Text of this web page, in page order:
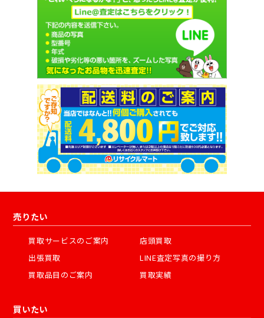
売りたい
買取サービスのご案内
店頭買取
出張買取
LINE査定写真の撮り方
買取品目のご案内
買取実績
買いたい